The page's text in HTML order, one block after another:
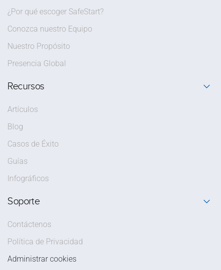
¿Por qué escoger SafeStart?
Conozca nuestro Equipo
Nuestro Propósito
Presencia Global
Recursos
Artículos
Blog
Casos de Éxito
Guías
Infográficos
Soporte
Contáctenos
Política de Privacidad
Administrar cookies